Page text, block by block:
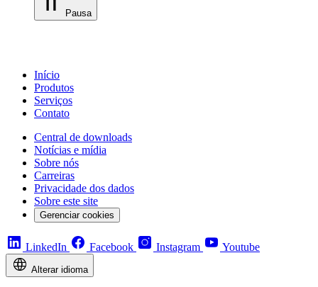
Pausa
Início
Produtos
Serviços
Contato
Central de downloads
Notícias e mídia
Sobre nós
Carreiras
Privacidade dos dados
Sobre este site
Gerenciar cookies
LinkedIn Facebook Instagram Youtube
Alterar idioma